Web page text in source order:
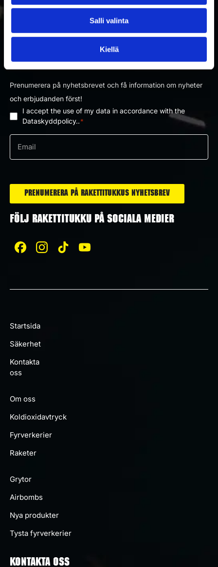
Salli valinta
Kiellä
PRENUMERERA PÅ RAKETTITUKKU
NYHETSBREV
Prenumerera på nyhetsbrevet och få information om nyheter
och erbjudanden först!
Dataskyddpolicy*
I accept the use of my data in accordance with the
Dataskyddpolicy..*
post
Prenumerera på Rakettitukkus nyhetsbrev
FÖLJ RAKETTITUKKU PÅ SOCIALA MEDIER
Startsida
Säkerhet
Kontakta
oss
Om oss
Koldioxidavtryck
Fyrverkerier
Raketer
Grytor
Airbombs
Nya produkter
Tysta fyrverkerier
KONTAKTA OSS